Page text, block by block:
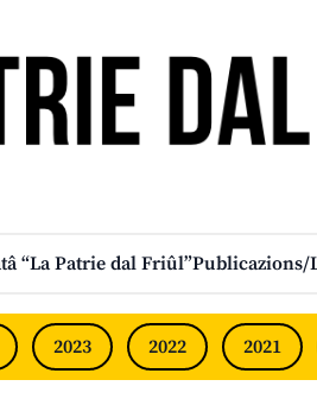
“La Patrie dal Friûl”Publicazions/
2023 2022 2021